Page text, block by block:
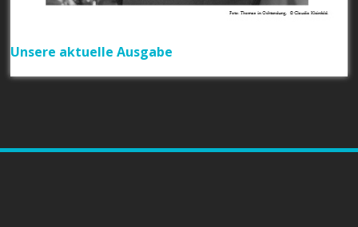
Unsere aktuelle Ausgabe